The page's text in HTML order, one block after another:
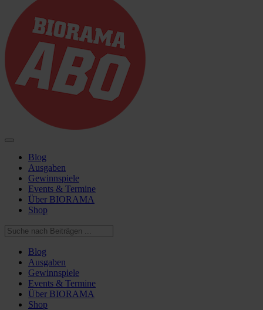
Blog
Ausgaben
Gewinnspiele
Events & Termine
Über BIORAMA
Shop
Blog
Ausgaben
Gewinnspiele
Events & Termine
Über BIORAMA
Shop